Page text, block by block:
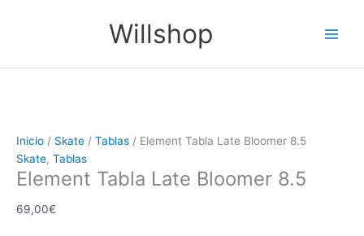
Willshop
Inicio / Skate / Tablas / Element Tabla Late Bloomer 8.5
Skate, Tablas
Element Tabla Late Bloomer 8.5
69,00€